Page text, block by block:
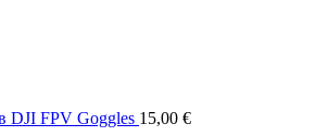
DJI FPV Goggles 15,00 €